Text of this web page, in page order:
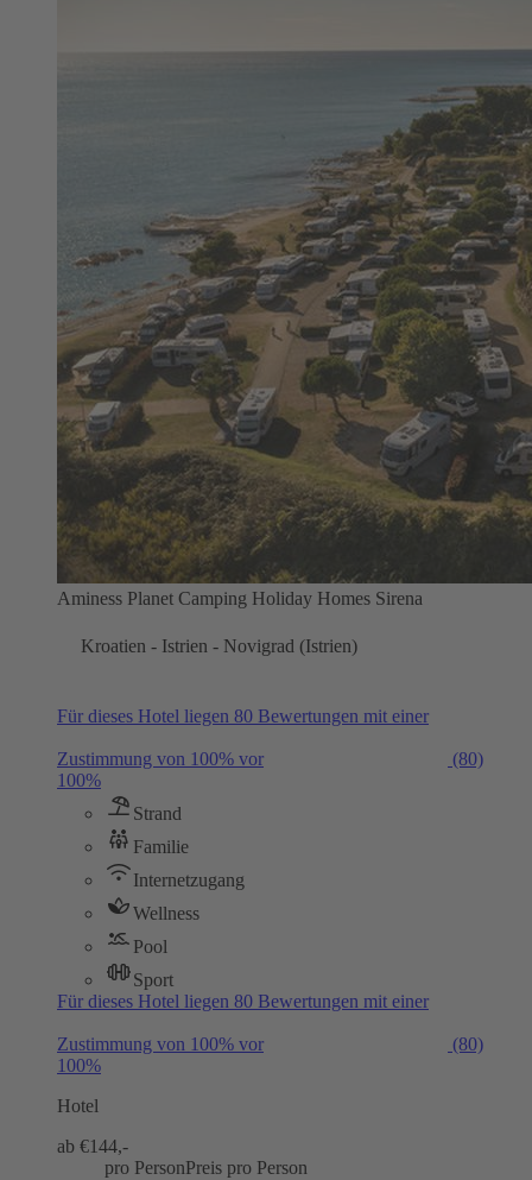
Aminess Planet Camping Holiday Homes Sirena
Kroatien - Istrien - Novigrad (Istrien)
Für dieses Hotel liegen 80 Bewertungen mit einer
Zustimmung von 100% vor
(80)
100%
Strand
Familie
Internetzugang
Wellness
Pool
Sport
Für dieses Hotel liegen 80 Bewertungen mit einer
Zustimmung von 100% vor
(80)
100%
Hotel
ab €144,-
pro PersonPreis pro Person